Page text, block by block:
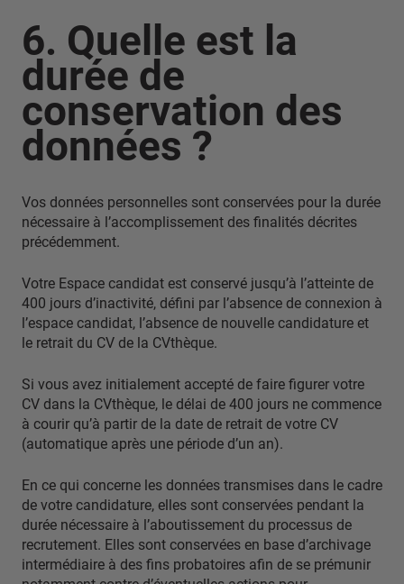
6. Quelle est la
durée de
conservation des
données ?
Vos données personnelles sont conservées pour la durée
nécessaire à l’accomplissement des finalités décrites
précédemment.
Votre Espace candidat est conservé jusqu’à l’atteinte de
400 jours d’inactivité, défini par l’absence de connexion à
l’espace candidat, l’absence de nouvelle candidature et
le retrait du CV de la CVthèque.
Si vous avez initialement accepté de faire figurer votre
CV dans la CVthèque, le délai de 400 jours ne commence
à courir qu’à partir de la date de retrait de votre CV
(automatique après une période d’un an).
En ce qui concerne les données transmises dans le cadre
de votre candidature, elles sont conservées pendant la
durée nécessaire à l’aboutissement du processus de
recrutement. Elles sont conservées en base d’archivage
intermédiaire à des fins probatoires afin de se prémunir